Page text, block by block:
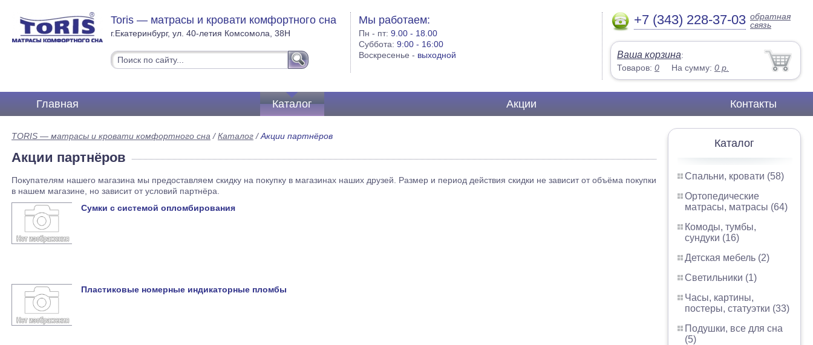
Toris — матрасы и кровати комфортного сна
г.Екатеринбург, ул. 40-летия Комсомола, 38Н
Мы работаем:
Пн - пт:9.00 - 18.00
Суббота:9:00 - 16:00
Воскресенье - выходной
+7 (343) 228-37-03 обратная
связь
Ваша корзина:
Товаров: 0 На сумму: 0 р.
Главная Каталог Акции Контакты
Каталог
Спальни, кровати (58)
Ортопедические
матрасы, матрасы (64)
Комоды, тумбы,
сундуки (16)
Детская мебель (2)
Светильники (1)
Часы, картины,
постеры, статуэтки (33)
Подушки, все для сна
(5)
TORIS — матрасы и кровати комфортного сна /Каталог /Акции партнёров
Акции партнёров
Покупателям нашего магазина мы предоставляем скидку на покупку в магазинах наших друзей. Размер и период действия скидки не зависит от объёма покупки
в нашем магазине, но зависит от условий партнёра.
Сумки с системой опломбирования
Пластиковые номерные индикаторные пломбы